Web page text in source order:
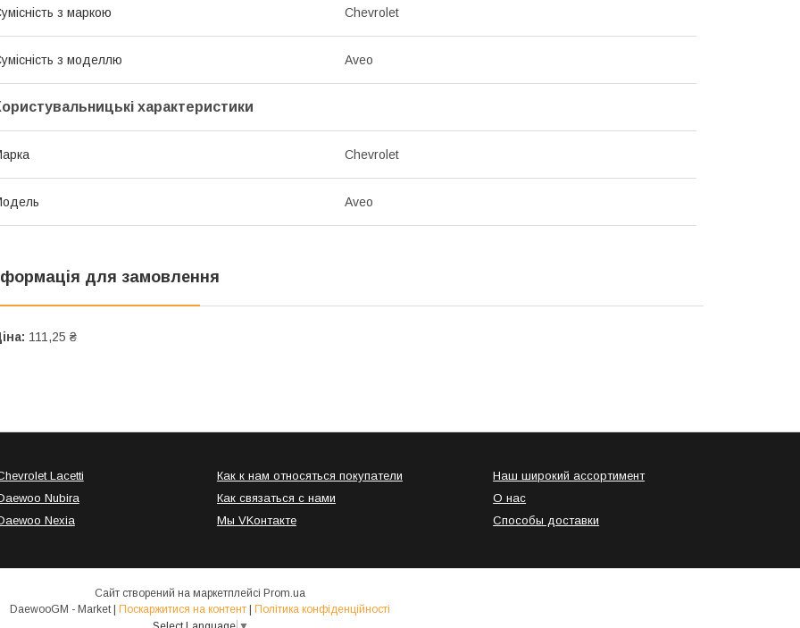
з маркою Chevrolet
з моделлю Aveo
характеристики
Chevrolet
Aveo
для замовлення
111,25 ₴
Lacetti
Nubira
Nexia
Как к нам относяться покупатели
Как связаться с нами
Мы VKонтакте
Наш широкий ассортимент
О нас
Способы доставки
Сайт створений на маркетплейсі Prom.ua
DaewooGM - Market | Поскаржитися на контент | Політика конфіденційності